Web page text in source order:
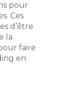
pour
Ces
d’être
la
faire
en